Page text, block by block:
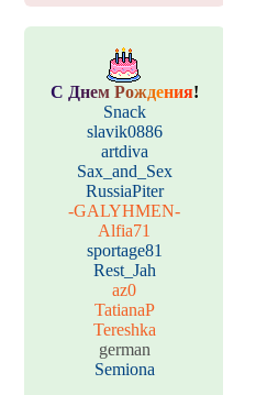
С Днем Рождения!
Snack
slavik0886
artdiva
Sax_and_Sex
RussiaPiter
-GALYHMEN-
Alfia71
sportage81
Rest_Jah
az0
TatianaP
Tereshka
german
Semiona